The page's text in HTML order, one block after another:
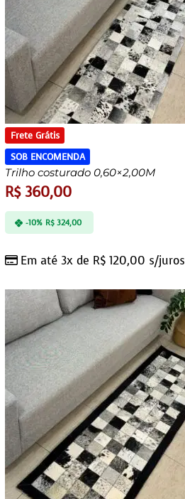
Frete Grátis
SOB ENCOMENDA
Trilho costurado 0,60×2,00M
R$360,00
Em até 3x de R$ 120,00 s/juros
-10% R$324,00